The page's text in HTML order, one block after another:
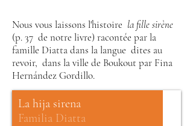
Nous vous laissons l'histoire la fille sirène
(p. 37 de notre livre) racontée par la
famille Diatta dans la langue dites au
revoir, dans la ville de Boukout par Fina
Hernández Gordillo.
La hija sirena
Familia Diatta